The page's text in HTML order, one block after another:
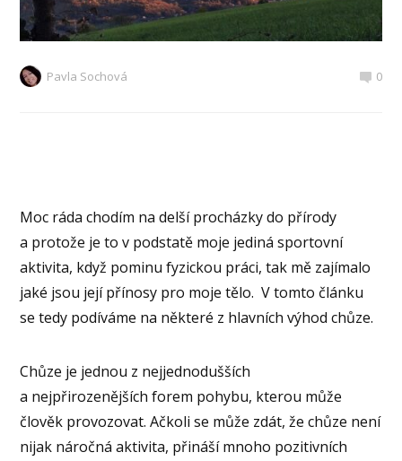
Pavla Sochová 0
Moc ráda chodím na delší procházky do přírody
a protože je to v podstatě moje jediná sportovní
aktivita, když pominu fyzickou práci, tak mě zajímalo
jaké jsou její přínosy pro moje tělo. V tomto článku
se tedy podíváme na některé z hlavních výhod chůze.
Chůze je jednou z nejjednodušších
a nejpřirozenějších forem pohybu, kterou může
člověk provozovat. Ačkoli se může zdát, že chůze není
nijak náročná aktivita, přináší mnoho pozitivních